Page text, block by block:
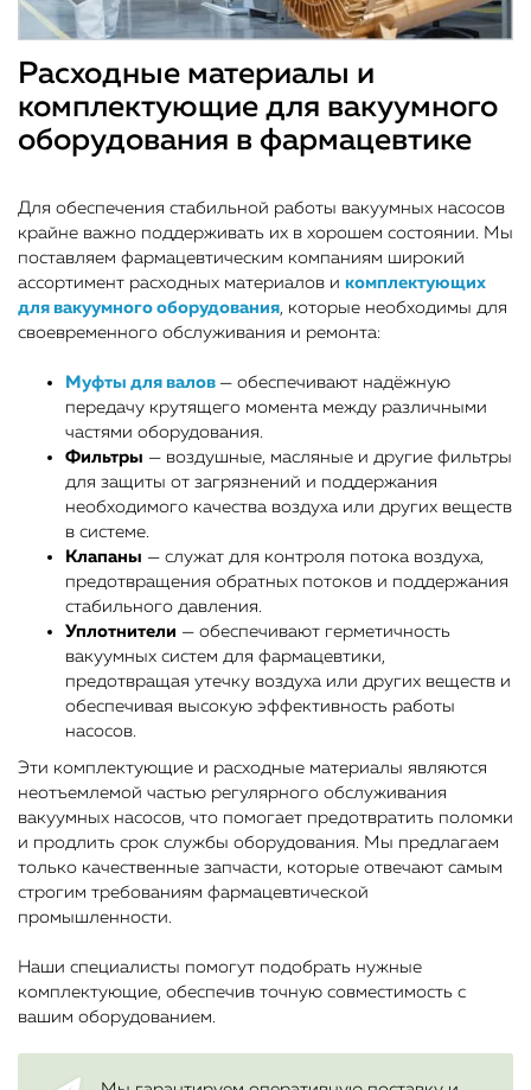
Расходные материалы и
комплектующие для вакуумного
оборудования в фармацевтике
Для обеспечения стабильной работы вакуумных насосов
крайне важно поддерживать их в хорошем состоянии. Мы
поставляем фармацевтическим компаниям широкий
ассортимент расходных материалов и комплектующих
для вакуумного оборудования, которые необходимы для
своевременного обслуживания и ремонта:
Муфты для валов — обеспечивают надёжную
передачу крутящего момента между различными
частями оборудования.
Фильтры — воздушные, масляные и другие фильтры
для защиты от загрязнений и поддержания
необходимого качества воздуха или других веществ
в системе.
Клапаны — служат для контроля потока воздуха,
предотвращения обратных потоков и поддержания
стабильного давления.
Уплотнители — обеспечивают герметичность
вакуумных систем для фармацевтики,
предотвращая утечку воздуха или других веществ и
обеспечивая высокую эффективность работы
насосов.
Эти комплектующие и расходные материалы являются
неотъемлемой частью регулярного обслуживания
вакуумных насосов, что помогает предотвратить поломки
и продлить срок службы оборудования. Мы предлагаем
только качественные запчасти, которые отвечают самым
строгим требованиям фармацевтической
промышленности.
Наши специалисты помогут подобрать нужные
комплектующие, обеспечив точную совместимость с
вашим оборудованием.